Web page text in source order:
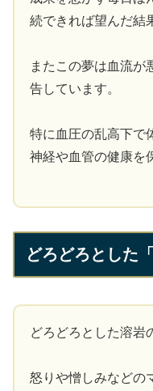
続できれば望んだ結
またこの夢は血流が
告しています。
特に血圧の乱高下で
神経や血管の健康を
どろどろとした
どろどろとした溶岩
怒りや憎しみなどの